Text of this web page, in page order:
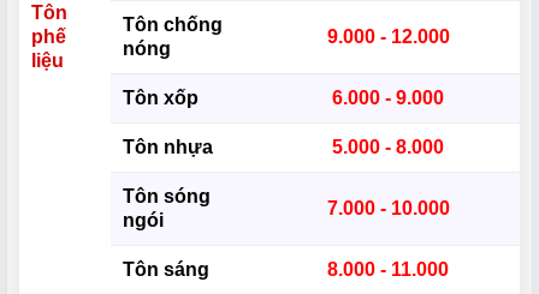
Tôn
phế
liệu
Tôn chống
nóng
9.000 - 12.000
Tôn xốp 6.000 - 9.000
Tôn nhựa 5.000 - 8.000
Tôn sóng
ngói
7.000 - 10.000
Tôn sáng 8.000 - 11.000